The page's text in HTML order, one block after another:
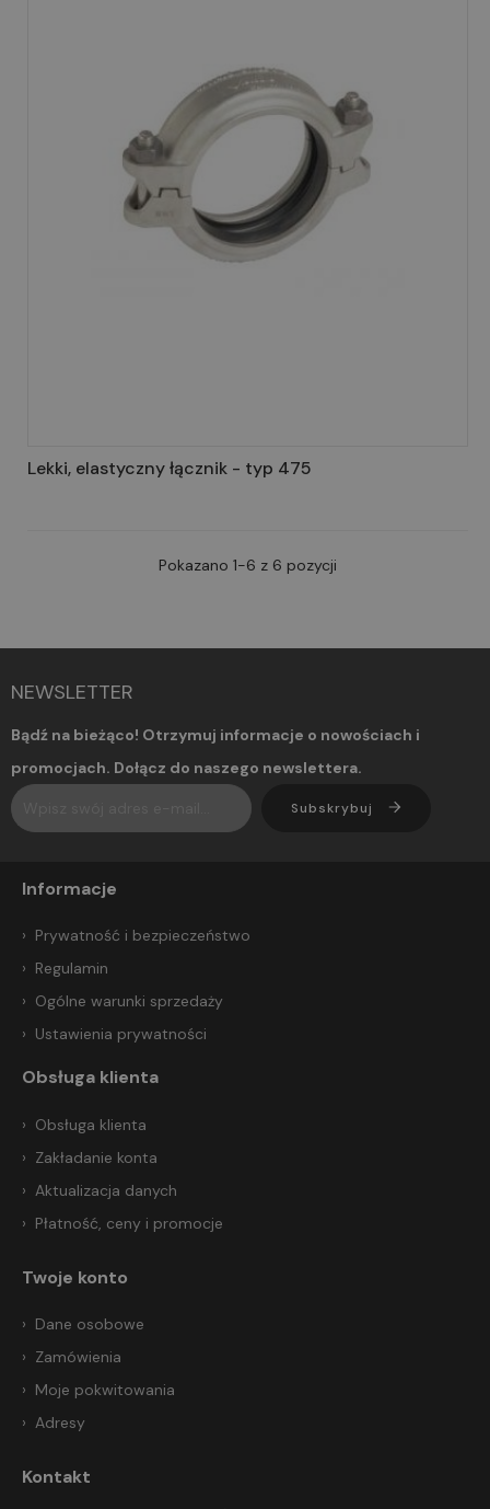
Lekki, elastyczny łącznik - typ 475
Pokazano 1-6 z 6 pozycji
NEWSLETTER
Bądź na bieżąco! Otrzymuj informacje o nowościach i
promocjach. Dołącz do naszego newslettera.
Subskrybuj
Informacje
Prywatność i bezpieczeństwo
Regulamin
Ogólne warunki sprzedaży
Ustawienia prywatności
Obsługa klienta
Obsługa klienta
Zakładanie konta
Aktualizacja danych
Płatność, ceny i promocje
Twoje konto
Dane osobowe
Zamówienia
Moje pokwitowania
Adresy
Kontakt